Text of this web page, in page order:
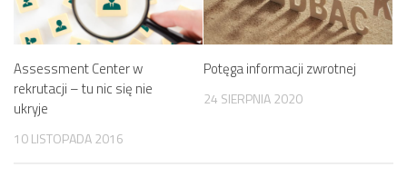
Assessment Center w
rekrutacji – tu nic się nie
ukryje
10 LISTOPADA 2016
Potęga informacji zwrotnej
24 SIERPNIA 2020